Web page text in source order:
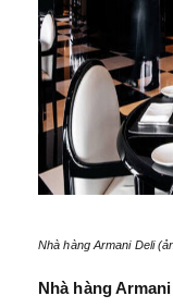
Nhà hàng Armani Deli
Nhà hàng